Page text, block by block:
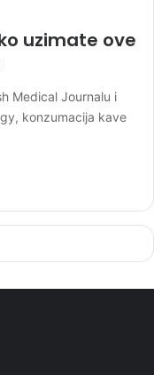
uzimate ove
Medical Journalu i
konzumacija kave